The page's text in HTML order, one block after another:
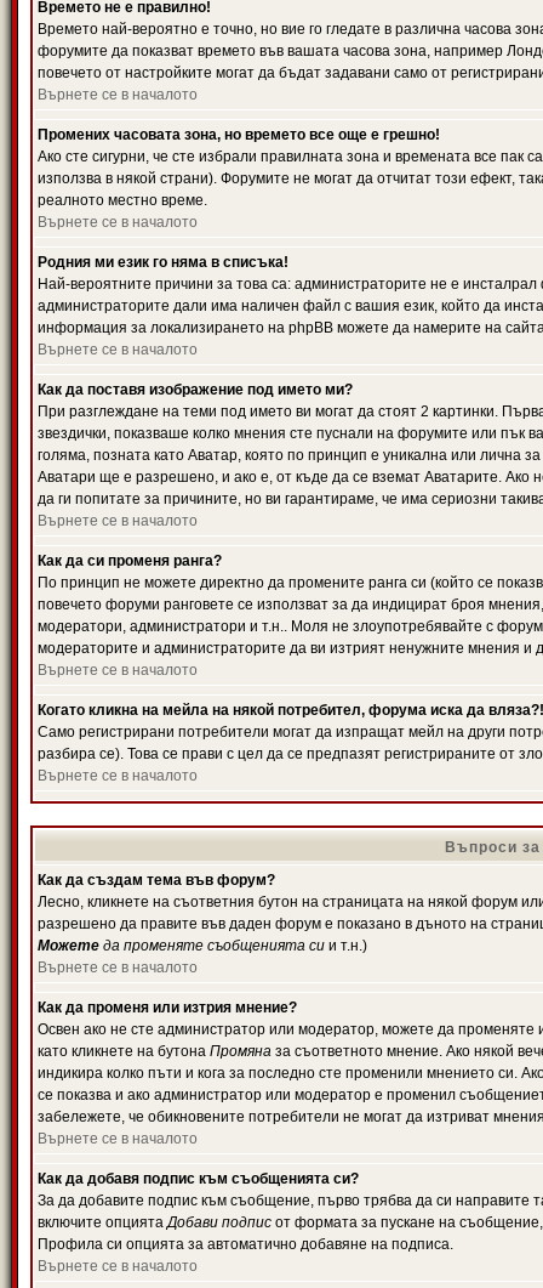
Времето не е правилно!
Времето най-вероятно е точно, но вие го гледате в различна часова
форумите да показват времето във вашата часова зона, например
повечето от настройките могат да бъдат задавани само от
Върнете се в началото
Промених часовата зона, но времето все още е грешно!
Ако сте сигурни, че сте избрали правилната зона и времената все
използва в някой страни). Форумите не могат да отчитат този ефект,
реалното местно време.
Върнете се в началото
Родния ми език го няма в списъка!
Най-вероятните причини за това са: администраторите не е
администраторите дали има наличен файл с вашия език, който да
информация за локализирането на phpBB можете да намерите на
Върнете се в началото
Как да поставя изображение под името ми?
При разглеждане на теми под името ви могат да стоят 2 картинки.
звездички, показваше колко мнения сте пуснали на форумите или пък
голяма, позната като Аватар, която по принцип е уникална или лична
Аватари ще е разрешено, и ако е, от къде да се вземат Аватарите.
да ги попитате за причините, но ви гарантираме, че има сериозни
Върнете се в началото
Как да си променя ранга?
По принцип не можете директно да промените ранга си (който се
повечето форуми ранговете се използват за да индицират броя
модератори, администратори и т.н.. Моля не злоупотребявайте с
модераторите и администраторите да ви изтрият ненужните мнения и
Върнете се в началото
Когато кликна на мейла на някой потребител, форума иска да вляза?!
Само регистрирани потребители могат да изпращат мейл на други
разбира се). Това се прави с цел да се предпазят регистрираните от
Върнете се в началото
Въпроси
Как да създам тема във форум?
Лесно, кликнете на съответния бутон на страницата на някой форум
разрешено да правите във даден форум е показано в дъното на
Можете да променяте съобщенията си и т.н.)
Върнете се в началото
Как да променя или изтрия мнение?
Освен ако не сте администратор или модератор, можете да
като кликнете на бутона Промяна за съответното мнение. Ако някой
индикира колко пъти и кога за последно сте променили мнението си.
се показва и ако администратор или модератор е променил
забележете, че обикновените потребители не могат да изтриват
Върнете се в началото
Как да добавя подпис към съобщенията си?
За да добавите подпис към съобщение, първо трябва да си
включите опциятаДобави подпис от формата за пускане на
Профила си опцията за автоматично добавяне на подписа.
Върнете се в началото